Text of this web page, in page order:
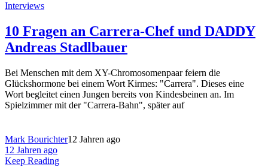
Interviews
10 Fragen an Carrera-Chef und DADDY
Andreas Stadlbauer
Bei Menschen mit dem XY-Chromosomenpaar feiern die
Glückshormone bei einem Wort Kirmes: "Carrera". Dieses eine
Wort begleitet einen Jungen bereits von Kindesbeinen an. Im
Spielzimmer mit der "Carrera-Bahn", später auf
Mark Bourichter12 Jahren ago
12 Jahren ago
Keep Reading